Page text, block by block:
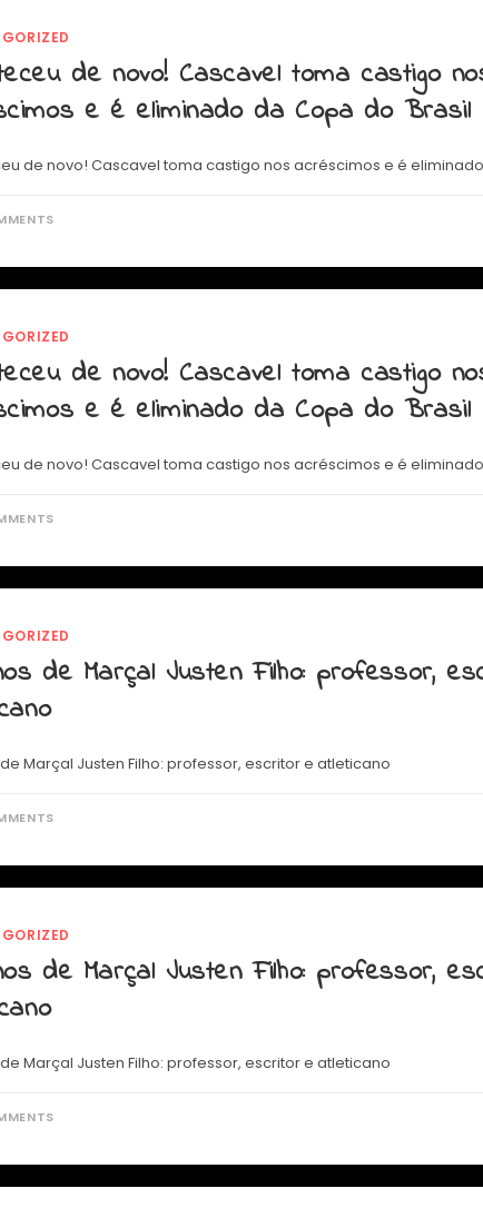
de novo! Cascavel toma castigo
e é eliminado da Copa do Brasil
de novo! Cascavel toma castigo nos acréscimos e é
de novo! Cascavel toma castigo
e é eliminado da Copa do Brasil
de novo! Cascavel toma castigo nos acréscimos e é
de Marçal Justen Filho: professor,
Marçal Justen Filho: professor, escritor e atleticano
de Marçal Justen Filho: professor,
Marçal Justen Filho: professor, escritor e atleticano